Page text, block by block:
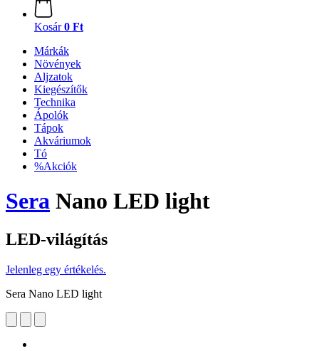
Kosár 0 Ft
Márkák
Növények
Aljzatok
Kiegészítők
Technika
Ápolók
Tápok
Akváriumok
Tó
%Akciók
Sera Nano LED light
LED-világítás
Jelenleg egy értékelés.
Sera Nano LED light